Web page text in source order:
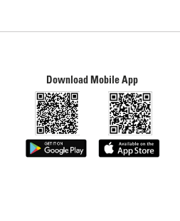
Download Mobile App